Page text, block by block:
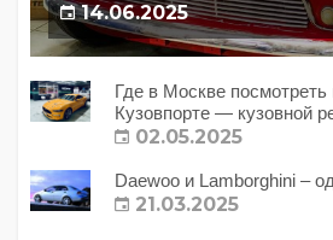
14.06.2025
Где в Москве
Кузовпорте — кузовной
02.05.2025
Daewoo и Lamborghini –
21.03.2025